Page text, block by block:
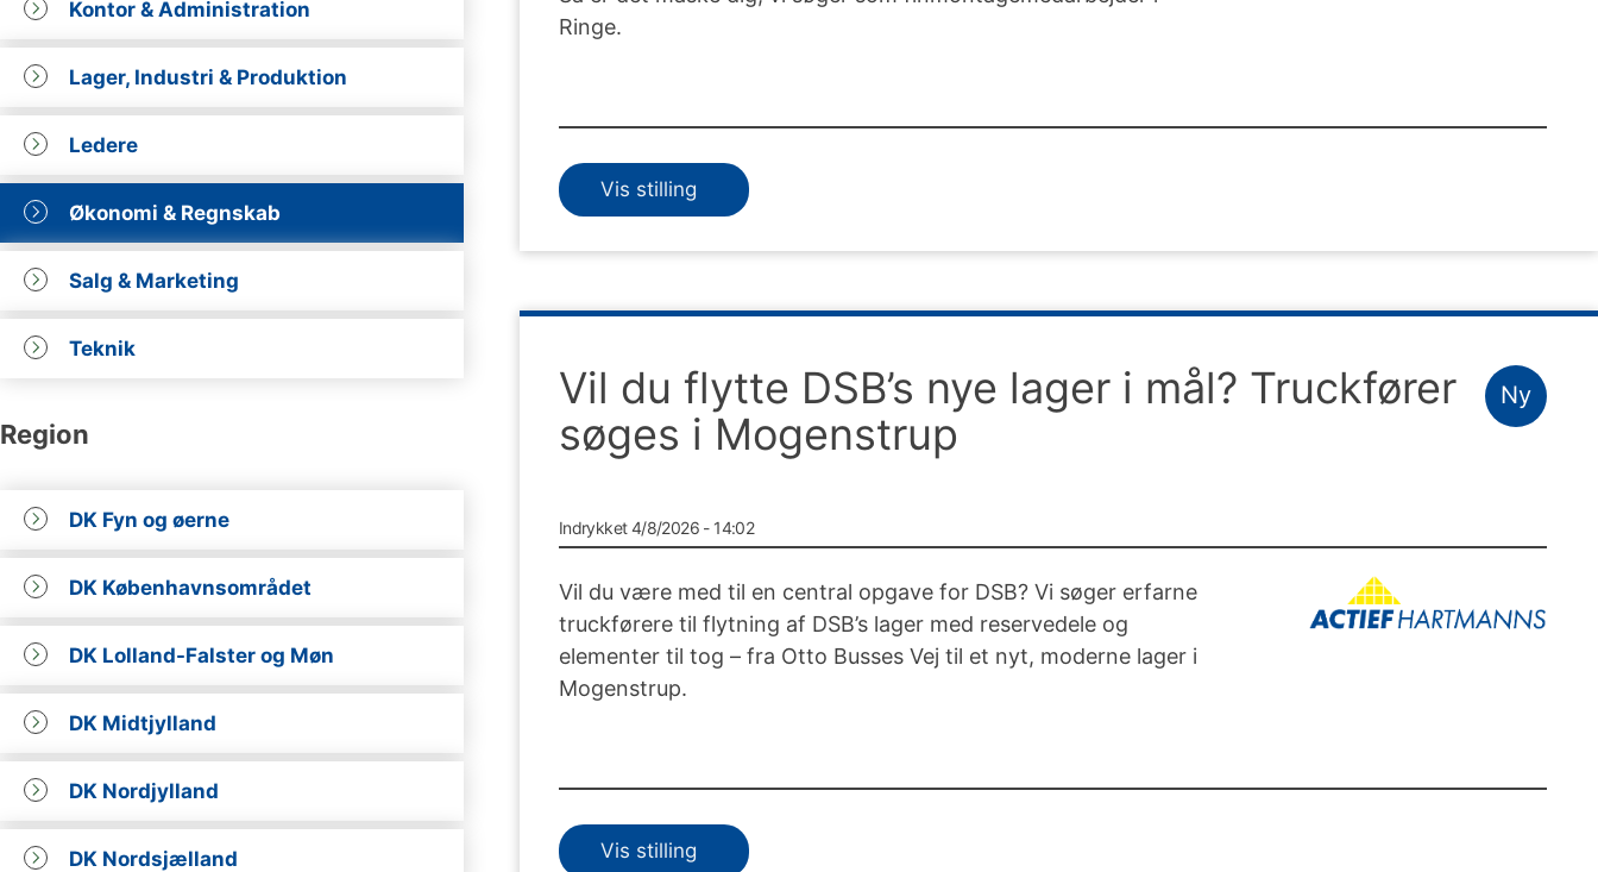
Kontor & Administration
Lager, Industri & Produktion
Ledere
Økonomi & Regnskab
Salg & Marketing
Teknik
Region
DK Fyn og øerne
DK Københavnsområdet
DK Lolland-Falster og Møn
DK Midtjylland
DK Nordjylland
DK Nordsjælland
Ringe.
Vis stilling
Vil du flytte DSB’s nye lager i mål? Truckfører
søges i Mogenstrup
Ny
Indrykket 4/8/2026 - 14:02
Vil du være med til en central opgave for DSB? Vi søger erfarne
truckførere til flytning af DSB’s lager med reservedele og
elementer til tog – fra Otto Busses Vej til et nyt, moderne lager i
Mogenstrup.
Vis stilling